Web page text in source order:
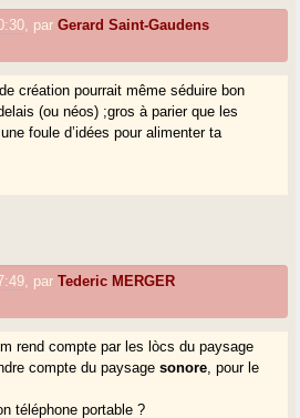
parGerard Saint-Gaudens
création pourrait même séduire bon
(ou néos) ;gros à parier que les
foule d’idées pour alimenter ta
parTederic MERGER
rend compte par les lòcs du paysage
compte du paysagesonore , pour le
téléphone portable ?